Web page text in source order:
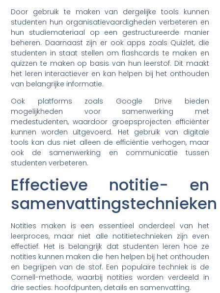
Door gebruik te maken van dergelijke tools kunnen
studenten hun organisatievaardigheden verbeteren en
hun studiemateriaal op een gestructureerde manier
beheren. Daarnaast zijn er ook apps zoals Quizlet, die
studenten in staat stellen om flashcards te maken en
quizzen te maken op basis van hun leerstof. Dit maakt
het leren interactiever en kan helpen bij het onthouden
van belangrijke informatie.
Ook platforms zoals Google Drive bieden
mogelijkheden voor samenwerking met
medestudenten, waardoor groepsprojecten efficiënter
kunnen worden uitgevoerd. Het gebruik van digitale
tools kan dus niet alleen de efficiëntie verhogen, maar
ook de samenwerking en communicatie tussen
studenten verbeteren.
Effectieve notitie- en
samenvattingstechnieken
Notities maken is een essentieel onderdeel van het
leerproces, maar niet alle notitietechnieken zijn even
effectief. Het is belangrijk dat studenten leren hoe ze
notities kunnen maken die hen helpen bij het onthouden
en begrijpen van de stof. Een populaire techniek is de
Cornell-methode, waarbij notities worden verdeeld in
drie secties: hoofdpunten, details en samenvatting.